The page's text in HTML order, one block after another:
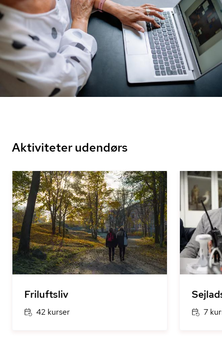
Aktiviteter udendørs
Friluftsliv
42 kurser 7